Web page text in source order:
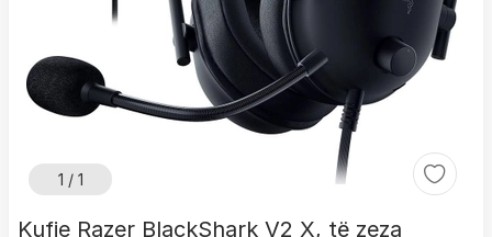
1 / 1
Kufje Razer BlackShark V2 X, të zeza